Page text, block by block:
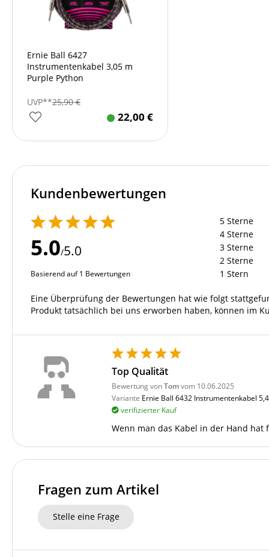
Ernie Ball 6427
Instrumentenkabel 3,05 m
Purple Python
UVP**25,90€
22,00 €
Kundenbewertungen
5.0/5.0
Basierend auf 1 Bewertungen
5 Sterne
4 Sterne
3 Sterne
2 Sterne
1 Stern
Eine Überprüfung der Bewertungen hat wie folgt
Produkt tatsächlich bei uns erworben haben, können im
Top Qualität
Bewertung vonTomvom 10.06.2025
Variante Ernie Ball 6432 Instrumentenkabel
verifizierter Kauf
Wenn man das Kabel in der Hand
Fragen zum Artikel
Stelle eine Frage